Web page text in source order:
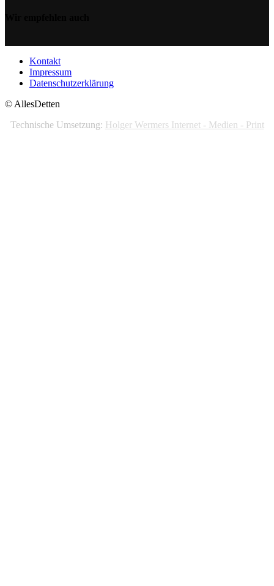
Kontakt
Impressum
Datenschutzerklärung
© AllesDetten
Technische Umsetzung: Holger Wermers Internet - Medien - Print